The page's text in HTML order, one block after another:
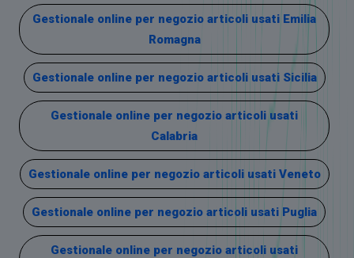
Gestionale online per negozio articoli usati Emilia
Romagna
Gestionale online per negozio articoli usati Sicilia
Gestionale online per negozio articoli usati
Calabria
Gestionale online per negozio articoli usati Veneto
Gestionale online per negozio articoli usati Puglia
Gestionale online per negozio articoli usati